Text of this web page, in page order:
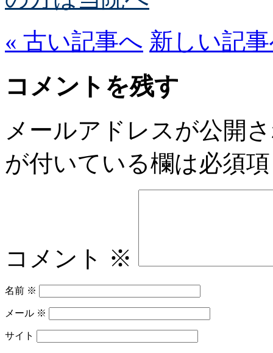
« 古い記事へ 新しい記
コメントを残す
メールアドレスが公開
が付いている欄は必須
コメント ※
名前 ※
メール ※
サイト